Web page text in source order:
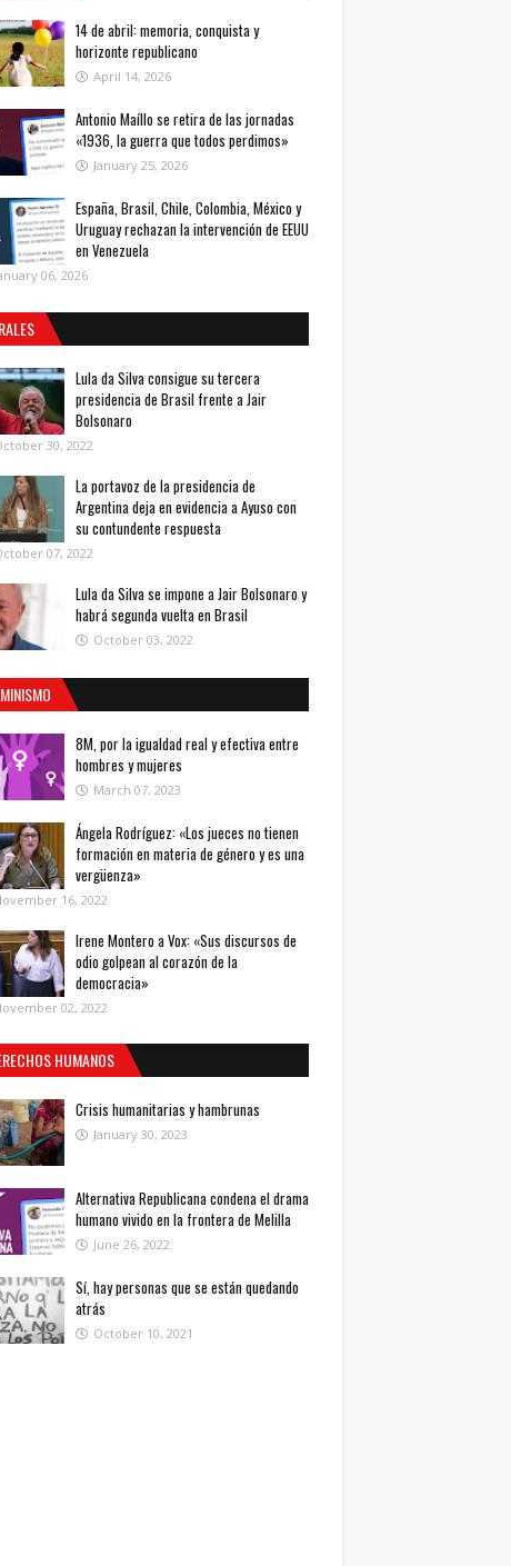
14 de abril: memoria, conquista y
horizonte republicano
April 14, 2026
Antonio Maíllo se retira de las jornadas
«1936, la guerra que todos perdimos»
January 25, 2026
España, Brasil, Chile, Colombia, México y
Uruguay rechazan la intervención de EEUU
en Venezuela
06, 2026
Lula da Silva consigue su tercera
presidencia de Brasil frente a Jair
Bolsonaro
30, 2022
La portavoz de la presidencia de
Argentina deja en evidencia a Ayuso con
su contundente respuesta
07, 2022
Lula da Silva se impone a Jair Bolsonaro y
habrá segunda vuelta en Brasil
October 03, 2022
8M, por la igualdad real y efectiva entre
hombres y mujeres
March 07, 2023
Ángela Rodríguez: «Los jueces no tienen
formación en materia de género y es una
vergüenza»
16, 2022
Irene Montero a Vox: «Sus discursos de
odio golpean al corazón de la
democracia»
02, 2022
HUMANOS
Crisis humanitarias y hambrunas
January 30, 2023
Alternativa Republicana condena el drama
humano vivido en la frontera de Melilla
June 26, 2022
Sí, hay personas que se están quedando
atrás
October 10, 2021